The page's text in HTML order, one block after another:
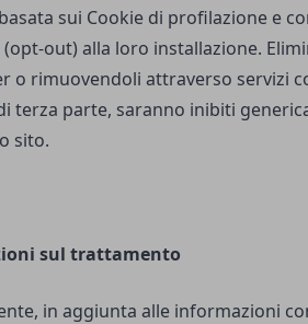
sui Cookie di profilazione e
out) alla loro installazione.
o rimuovendoli attraverso servizi
terza parte, saranno inibiti
sito.
sul trattamento
in aggiunta alle informazioni